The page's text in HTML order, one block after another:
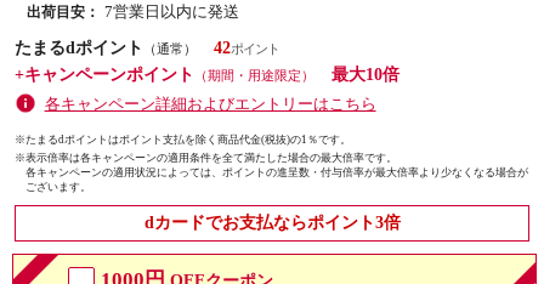
出荷目安： 7営業日以内に発送
たまるdポイント
（通常）
42
+キャンペーンポイント
（期間・用途限定）
最大10倍
各キャンペーン詳細およびエントリーはこちら
※たまるdポイントはポイント支払を除く商品代金(税抜)の1％です。
※表示倍率は各キャンペーンの適用条件を全て満たした場合の最大倍率です。
各キャンペーンの適用状況によっては、ポイントの進呈数・付与倍率が最大倍率より少なくなる場合が
ございます。
dカードでお支払ならポイント3倍